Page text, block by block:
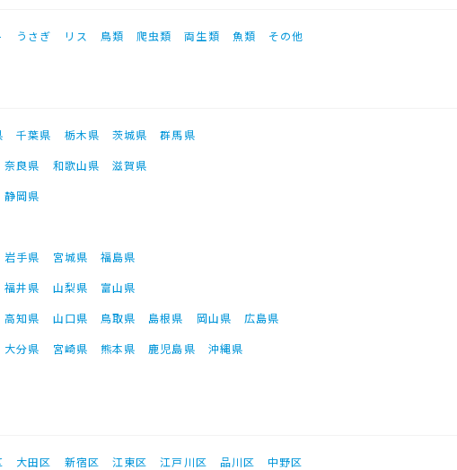
うさぎ リス 鳥類 爬虫類 両生類 魚類 その他
千葉県 栃木県 茨城県
群馬県
奈良県 和歌山県
滋賀県
静岡県
岩手県 宮城県
福島県
福井県 山梨県
富山県
高知県 山口県 鳥取県 島根県 岡山県
広島県
大分県 宮崎県 熊本県 鹿児島県 沖縄県
大田区 新宿区 江東区 江戸川区 品川区
中野区